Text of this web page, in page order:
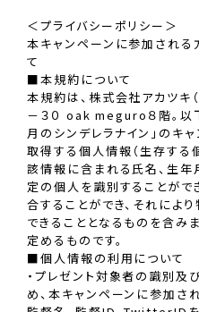
＜プライバシーポリシー＞
本キャンペーンに参加され
て
■本規約について
本規約は、株式会社アカツキ
－３０ oak meguro８階。以下
月のシンデレラナイン」のキ
取得する個人情報（生存する
該情報に含まれる氏名、生
定の個人を識別することがで
合することができ、それによ
できることとなるものを含みま
定めるものです。
■個人情報の利用について
・プレゼント対象者の識別及
め、本キャンペーンに参加さ